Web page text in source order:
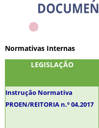
Normativas Internas
LEGISLAÇÃO
Instrução Normativa
PROEN/REITORIA n.º 04.2017